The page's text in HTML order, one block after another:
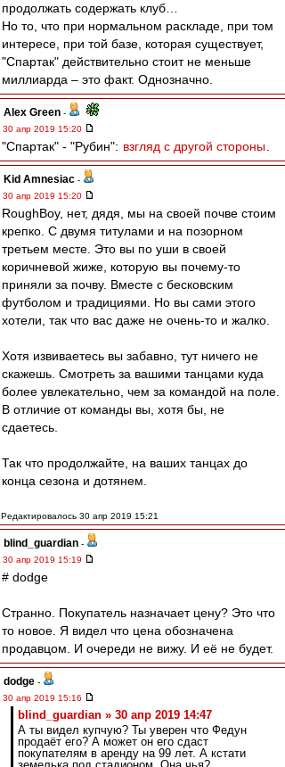
продолжать содержать клуб…
Но то, что при нормальном раскладе, при том
интересе, при той базе, которая существует,
"Спартак" действительно стоит не меньше
миллиарда – это факт. Однозначно.
Alex Green -
30 апр 2019 15:20
"Спартак" - "Рубин": взгляд с другой стороны
Kid Amnesiac -
30 апр 2019 15:20
RoughBoy, нет, дядя, мы на своей почве стоим
крепко. С двумя титулами и на позорном
третьем месте. Это вы по уши в своей
коричневой жиже, которую вы почему-то
приняли за почву. Вместе с бесковским
футболом и традициями. Но вы сами этого
хотели, так что вас даже не очень-то и жалко.
Хотя извиваетесь вы забавно, тут ничего не
скажешь. Смотреть за вашими танцами куда
более увлекательно, чем за командой на поле.
В отличие от команды вы, хотя бы, не
сдаетесь.
Так что продолжайте, на ваших танцах до
конца сезона и дотянем.
Редактировалось 30 апр 2019 15:21
blind_guardian -
30 апр 2019 15:19
# dodge
Странно. Покупатель назначает цену? Это что
то новое. Я видел что цена обозначена
продавцом. И очереди не вижу. И её не будет.
dodge -
30 апр 2019 15:16
blind_guardian » 30 апр 2019 14:47
А ты видел купчую? Ты уверен что Федун
продаёт его? А может он его сдаст
покупателям в аренду на 99 лет. А кстати